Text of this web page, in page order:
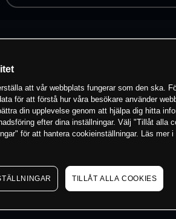
att vår webbplats fungerar som den ska.
för att förstå hur våra besökare använder
din upplevelse genom att hjälpa dig hitta
efter dina inställningar. Välj "Tillåt alla
för att hantera cookieinställningar. Läs mer i
TILLÅT ALLA COOKIES